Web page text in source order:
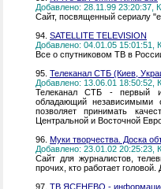
Добавлено: 28.11.99 23:20:37,
Сайт, посвященный сериалу
94. SATELLITE TELEVISION
Добавлено: 04.01.05 15:01:51,
Все о спутниковом ТВ в
95. Телеканал СТБ (Киев,
Добавлено: 13.06.01 18:50:52,
Телеканал СТБ - первый и
обладающий независимыми
позволяет принимать
Центральной и Восточной
96. Муки творчества. Доска
Добавлено: 23.01.02 20:25:23,
Сайт для журналистов,
прочих, кто работает
97. ТВ ЯСЕНЕВО -